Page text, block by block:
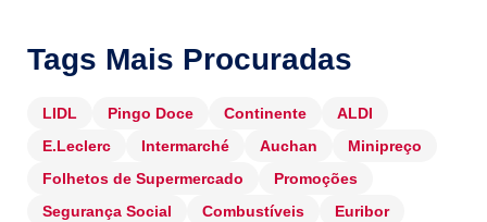
Tags Mais Procuradas
LIDL Pingo Doce Continente
ALDI
E.Leclerc
Intermarché Auchan
Minipreço
Folhetos de Supermercado
Promoções
Segurança Social
Combustíveis
Euribor